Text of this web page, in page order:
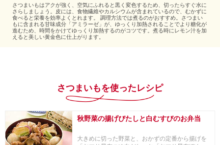
さつまいもはアクが強く、空気にふれると黒く変色するため、切ったらすぐ水に
さらしましょう。皮には、食物繊維やカルシウムが含まれているので、むかずに
食べると栄養を効率よくとれます。 調理方法では煮るのがおすすめ。さつまい
もに含まれる甘味成分「アミラーゼ」が、ゆっくり加熱されることでより糖化が
進むため、時間をかけてゆっくり加熱するのがコツです。煮る時にレモン汁を加
えると美しい黄金色に仕上がります。
さつまいもを使ったレシピ
秋野菜の揚げびたしと白むすびのお弁当
大きめに切った野菜と、おかずの定番から揚げを